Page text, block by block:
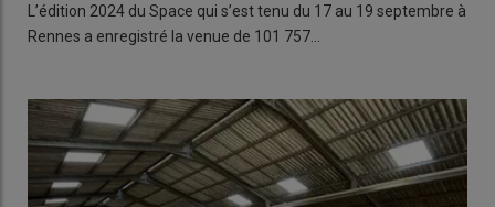
L’édition 2024 du Space qui s’est tenu du 17 au 19 septembre à
Rennes a enregistré la venue de 101 757…